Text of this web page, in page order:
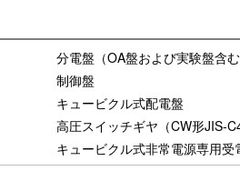
分電盤（OA盤および実験盤含
制御盤
キュービクル式配電盤
高圧スイッチギヤ（CW形JIS-
キュービクル式非常電源専用